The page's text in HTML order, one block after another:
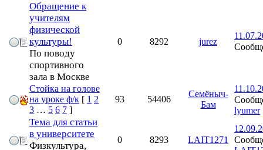
Обращение к
учителям
физической
культуры!
По поводу
спортивного
зала в Москве
0 8292 jurez
Стойка на голове
на уроке ф/к [ 1 2
3 … 5 6 7 ]
93 54406
Семёныч-
Бам
lyumer
Тема для статьи
в университете
Физкультура,
0 8293 LAIT1271